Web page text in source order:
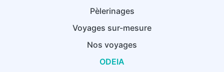
Pèlerinages
Voyages sur-mesure
Nos voyages
ODEIA